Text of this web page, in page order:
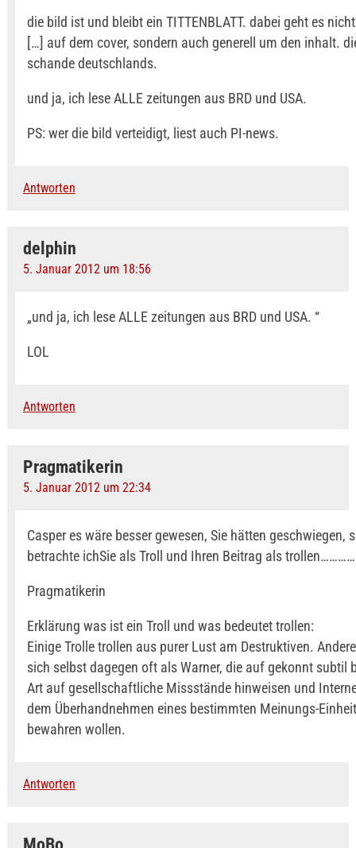
die bild ist und bleibt ein TITTENBLATT. dabei geht es
[…] auf dem cover, sondern auch generell um den inhalt.
schande deutschlands.
und ja, ich lese ALLE zeitungen aus BRD und USA.
PS: wer die bild verteidigt, liest auch PI-news.
Antworten
delphin
5. Januar 2012 um 18:56
„und ja, ich lese ALLE zeitungen aus BRD und USA. “
LOL
Antworten
Pragmatikerin
5. Januar 2012 um 22:34
Casper es wäre besser gewesen, Sie hätten geschwiegen,
betrachte ichSie als Troll und Ihren Beitrag als
Pragmatikerin
Erklärung was ist ein Troll und was bedeutet trollen:
Einige Trolle trollen aus purer Lust am Destruktiven.
sich selbst dagegen oft als Warner, die auf gekonnt subtil
Art auf gesellschaftliche Missstände hinweisen und
dem Überhandnehmen eines bestimmten Meinungs-
bewahren wollen.
Antworten